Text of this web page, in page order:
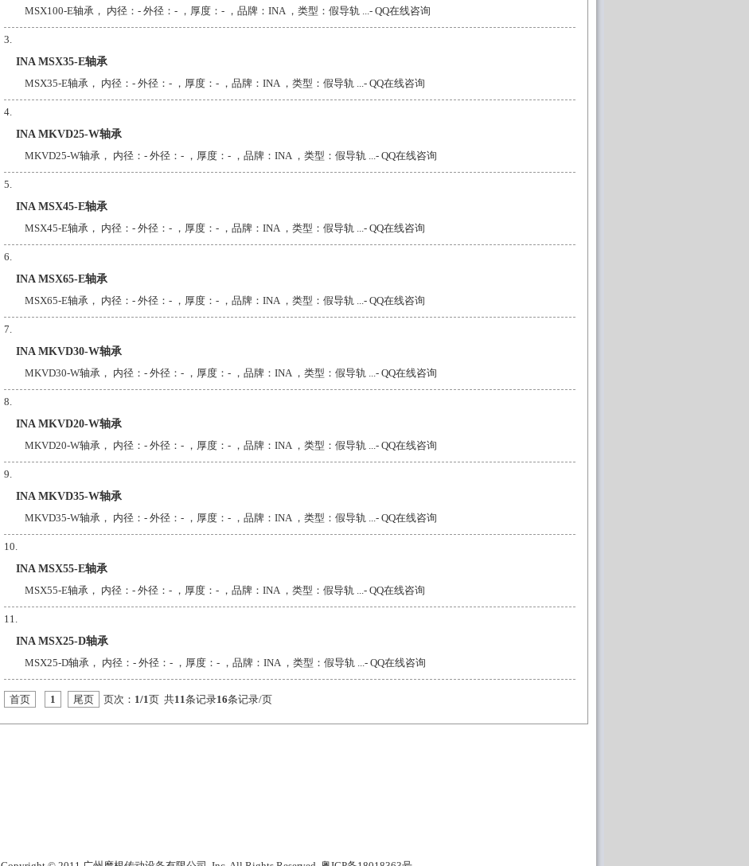
MSX100-E轴承， 内径：- 外径：- ，厚度：- ，品牌：INA ，类型：假导轨 ...- QQ在线咨询
INA MSX35-E轴承
MSX35-E轴承， 内径：- 外径：- ，厚度：- ，品牌：INA ，类型：假导轨 ...- QQ在线咨询
INA MKVD25-W轴承
MKVD25-W轴承， 内径：- 外径：- ，厚度：- ，品牌：INA ，类型：假导轨 ...- QQ在线咨询
INA MSX45-E轴承
MSX45-E轴承， 内径：- 外径：- ，厚度：- ，品牌：INA ，类型：假导轨 ...- QQ在线咨询
INA MSX65-E轴承
MSX65-E轴承， 内径：- 外径：- ，厚度：- ，品牌：INA ，类型：假导轨 ...- QQ在线咨询
INA MKVD30-W轴承
MKVD30-W轴承， 内径：- 外径：- ，厚度：- ，品牌：INA ，类型：假导轨 ...- QQ在线咨询
INA MKVD20-W轴承
MKVD20-W轴承， 内径：- 外径：- ，厚度：- ，品牌：INA ，类型：假导轨 ...- QQ在线咨询
INA MKVD35-W轴承
MKVD35-W轴承， 内径：- 外径：- ，厚度：- ，品牌：INA ，类型：假导轨 ...- QQ在线咨询
INA MSX55-E轴承
MSX55-E轴承， 内径：- 外径：- ，厚度：- ，品牌：INA ，类型：假导轨 ...- QQ在线咨询
INA MSX25-D轴承
MSX25-D轴承， 内径：- 外径：- ，厚度：- ，品牌：INA ，类型：假导轨 ...- QQ在线咨询
首页 1 尾页 页次： 1/1页 共11条记录16条记录/页